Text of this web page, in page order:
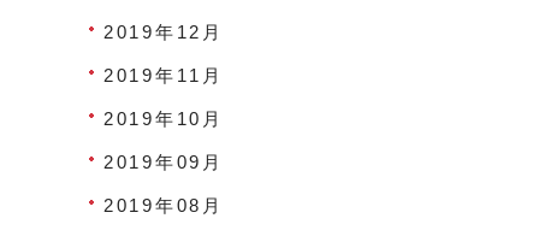
2019年12月
2019年11月
2019年10月
2019年09月
2019年08月